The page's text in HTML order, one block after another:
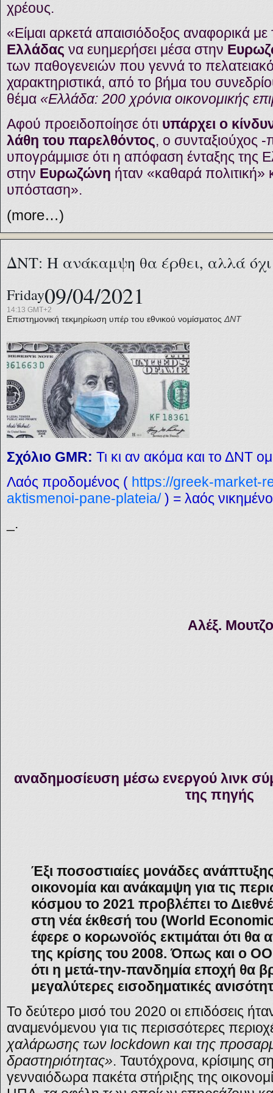
χρέους.
«Είμαι αρκετά απαισιόδοξος αναφορικά
Ελλάδας να ευημερήσει μέσα στην
των παθογενειών που γεννά το
χαρακτηριστικά, από το βήμα του
θέμα «Ελλάδα: 200 χρόνια οικονομικής
Αφού προειδοποίησε ότι υπάρχει ο
λάθη του παρελθόντος, ο συνταξιούχος
υπογράμμισε ότι η απόφαση ένταξης της
στην Ευρωζώνη ήταν «καθαρά πολιτική»
υπόσταση».
(more…)
ΔΝΤ: Η ανάκαμψη θα έρθει, αλλά
Friday09/04/2021
14:13 GMT+2
Επιστημονική τεκμηρίωση υπέρ του εθνικού νομίσματος ΔΝΤ
Σχόλιο GMR: Τι κι αν ακόμα και το ΔΝΤ
Λαός προδομένος ( https://greek-market-
aktismenoi-pane-plateia/) = λαός
_.
Αλέξ.
αναδημοσίευση μέσω ενεργού λινκ
της πηγής
Έξι ποσοστιαίες μονάδες
οικονομία και ανάκαμψη για τις
κόσμου το 2021 προβλέπει το
στη νέα έκθεσή του (World
έφερε ο κορωνοϊός εκτιμάται ότι θα
της κρίσης του 2008. Όπως και ο
ότι η μετά-την-πανδημία εποχή θα
μεγαλύτερες εισοδηματικές
Το δεύτερο μισό του 2020 οι επιδόσεις
αναμενόμενου για τις περισσότερες
χαλάρωσης των lockdown και της
δραστηριότητας». Ταυτόχρονα, κρίσιμης
γενναιόδωρα πακέτα στήριξης της